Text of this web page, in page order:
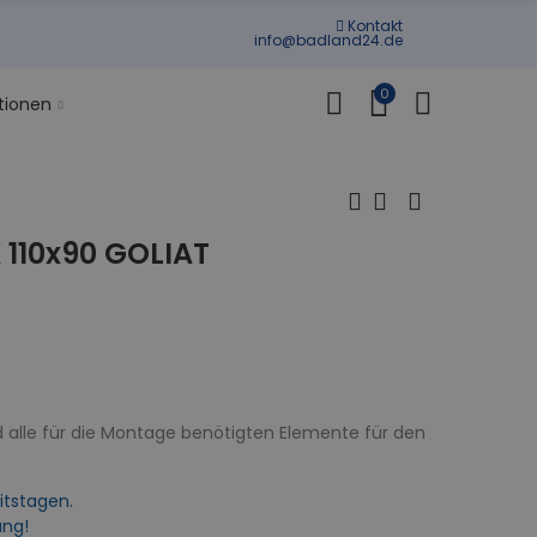
Kontakt
info@badland24.de
0
GOLIAT
alle für die Montage benötigten Elemente für den